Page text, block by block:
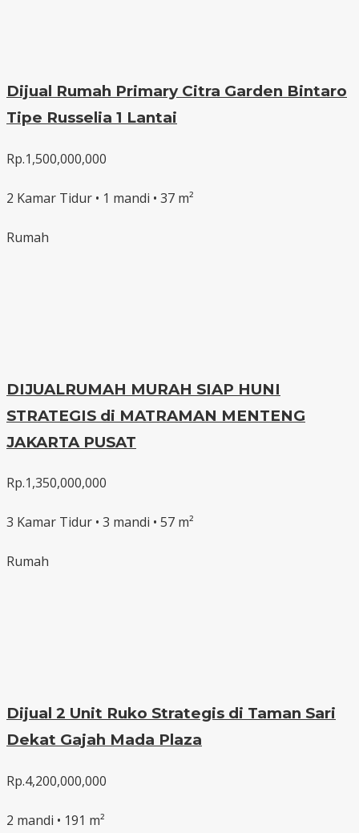
Dijual Rumah Primary Citra Garden Bintaro
Tipe Russelia 1 Lantai
Rp.1,500,000,000
2 Kamar Tidur • 1 mandi • 37 m²
Rumah
DIJUALRUMAH MURAH SIAP HUNI
STRATEGIS di MATRAMAN MENTENG
JAKARTA PUSAT
Rp.1,350,000,000
3 Kamar Tidur • 3 mandi • 57 m²
Rumah
Dijual 2 Unit Ruko Strategis di Taman Sari
Dekat Gajah Mada Plaza
Rp.4,200,000,000
2 mandi • 191 m²